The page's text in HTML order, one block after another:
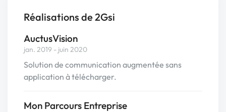
Réalisations de 2Gsi
AuctusVision
jan. 2019 - juin 2020
Solution de communication augmentée sans
application à télécharger.
Mon Parcours Entreprise